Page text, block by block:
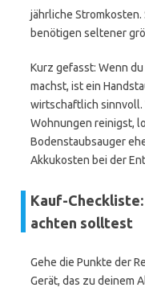
jährliche
benötigen seltener
Kurz gefasst: Wenn
machst, ist ein
wirtschaftlich sinnvoll.
Wohnungen reinigst,
Bodenstaubsauger
Akkukosten bei der
Kauf-
achten solltest
Gehe die Punkte der
Gerät, das zu deinem